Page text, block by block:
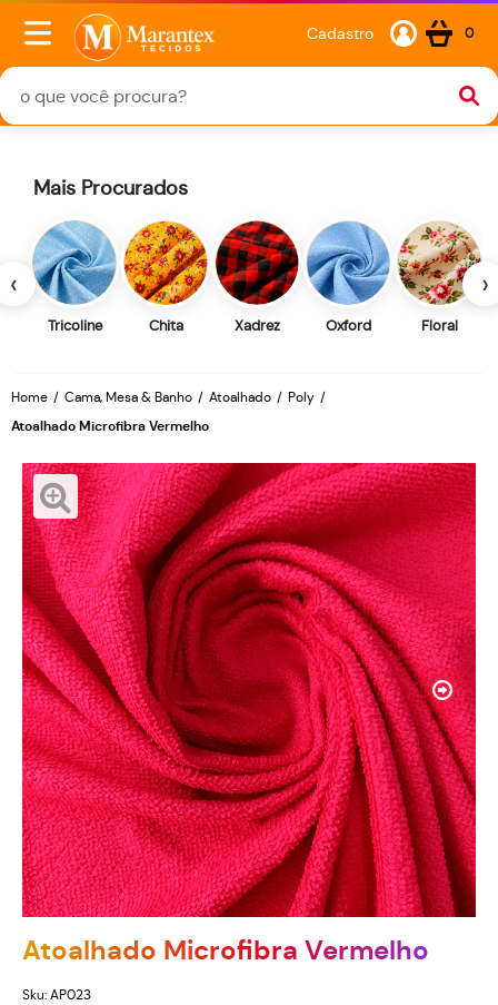
Cadastro 0
‹
Mais Procurados
Tricoline Chita Xadrez Oxford Floral
›
Home Cama, Mesa & Banho Atoalhado Poly
Atoalhado Microfibra Vermelho
Atoalhado Microfibra Vermelho
Sku: AP023